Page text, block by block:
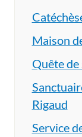
Maison
Quête de
Rigaud
Service